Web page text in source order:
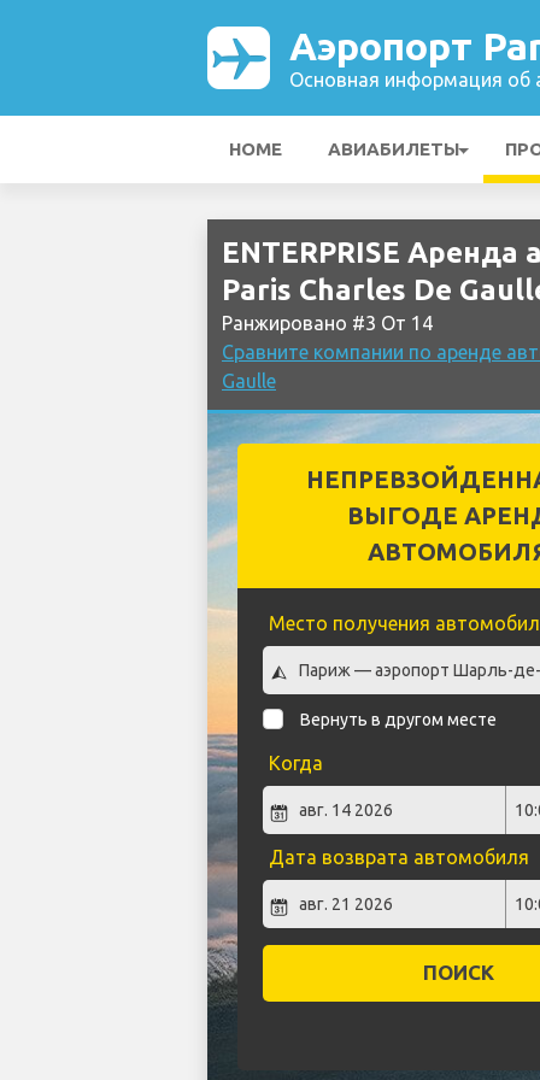
Аэропорт
Основная информация об
HOME АВИАБИЛЕТЫ
ENTERPRISE
Paris Charles De
Ранжировано #3 От 14
Сравните компании по аренде
Gaulle
ВЫГОДЕ
Место получения
Вернуть в другом месте
Когда
Дата возврата автомобиля
ПОИСК